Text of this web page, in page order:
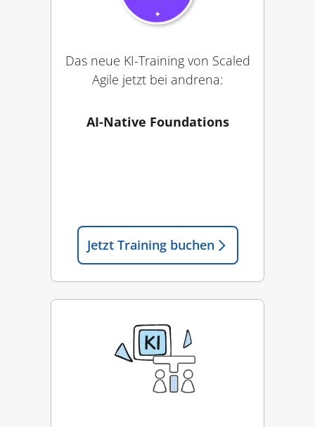
Das neue KI-Training von Scaled
Agile jetzt bei andrena:
AI-Native Foundations
Jetzt Training buchen